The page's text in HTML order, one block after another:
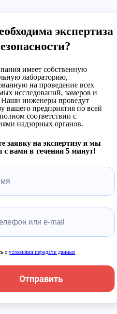
экспертиза
имеет собственную
лабораторию,
на проведение всех
исследований, замеров и
Наши инженеры проведут
вашего предприятия по всей
соответствии с
надзорных органов.
заявку на экспертизу и мы
с вами в течении 5 минут!
с условиями передачи данных
Отправить